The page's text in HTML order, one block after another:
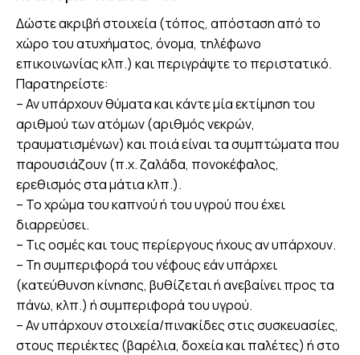
Δώστε ακριβή στοιχεία (τόπος, απόσταση από το
χώρο του ατυχήματος, όνομα, τηλέφωνο
επικοινωνίας κλπ.) και περιγράψτε το περιστατικό.
Παρατηρείστε:
– Αν υπάρχουν θύματα και κάντε μία εκτίμηση του
αριθμού των ατόμων (αριθμός νεκρών,
τραυματισμένων) και ποιά είναι τα συμπτώματα που
παρουσιάζουν (π.χ. ζαλάδα, πονοκέφαλος,
ερεθισμός στα μάτια κλπ.).
– Το χρώμα του καπνού ή του υγρού που έχει
διαρρεύσει.
– Τις οσμές και τους περίεργους ήχους αν υπάρχουν.
– Τη συμπεριφορά του νέφους εάν υπάρχει
(κατεύθυνση κίνησης, βυθίζεται ή ανεβαίνει προς τα
πάνω, κλπ.) ή συμπεριφορά του υγρού.
– Αν υπάρχουν στοιχεία/πινακίδες στις συσκευασίες,
στους περιέκτες (βαρέλια, δοχεία και παλέτες) ή στο